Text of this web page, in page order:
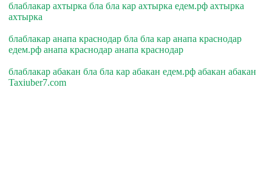
блаблакар ахтырка бла бла кар ахтырка едем.рф ахтырка
ахтырка
блаблакар анапа краснодар бла бла кар анапа краснодар
едем.рф анапа краснодар анапа краснодар
блаблакар абакан бла бла кар абакан едем.рф абакан абакан
Taxiuber7.com